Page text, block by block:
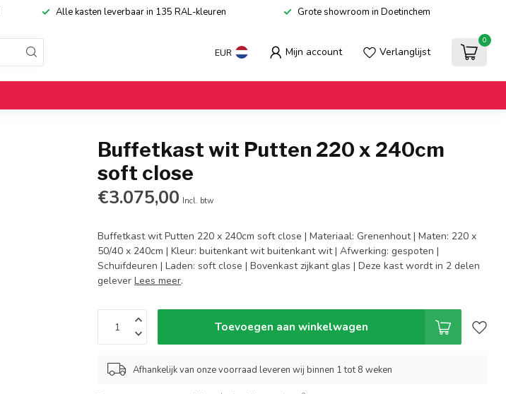
Alle kasten leverbaar in 135 RAL-kleuren Grote showroom in Doetinchem
EUR Mijn account Verlanglijst
0
Buffetkast wit Putten 220 x 240cm
soft close
€3.075,00 Incl. btw
Buffetkast wit Putten 220 x 240cm soft close | Materiaal: Grenenhout | Maten: 220 x
50/40 x 240cm | Kleur: buitenkant wit buitenkant wit | Afwerking: gespoten |
Schuifdeuren | Laden: soft close | Bovenkast zijkant glas | Deze kast wordt in 2 delen
geleverLees meer.
Toevoegen aan winkelwagen
Afhankelijk van onze voorraad leveren wij binnen 1 tot 8 weken